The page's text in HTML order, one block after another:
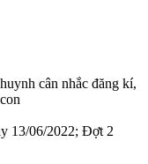
cân nhắc đăng kí,
13/06/2022; Đợt 2